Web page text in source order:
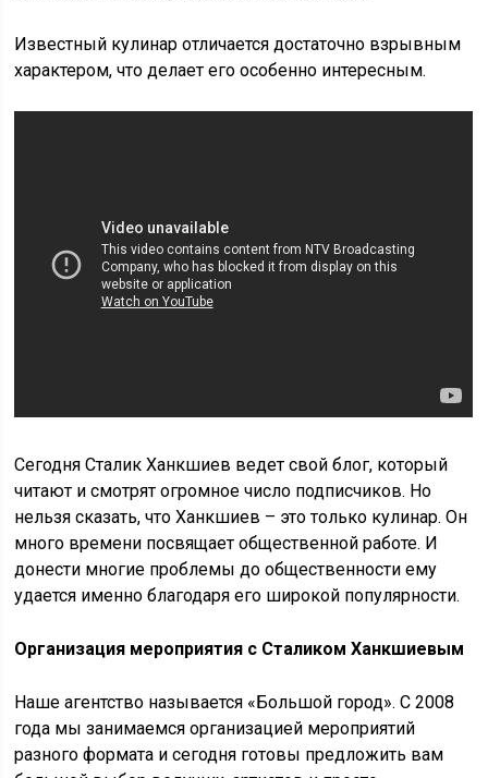
Известный кулинар отличается достаточно взрывным
характером, что делает его особенно интересным.
Сегодня Сталик Ханкшиев ведет свой блог, который
читают и смотрят огромное число подписчиков. Но
нельзя сказать, что Ханкшиев – это только кулинар. Он
много времени посвящает общественной работе. И
донести многие проблемы до общественности ему
удается именно благодаря его широкой популярности.
Организация мероприятия с Сталиком Ханкшиевым
Наше агентство называется «Большой город». С 2008
года мы занимаемся организацией мероприятий
разного формата и сегодня готовы предложить вам